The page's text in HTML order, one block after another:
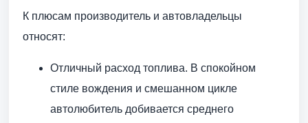
К плюсам производитель и автовладельцы
относят:
Отличный расход топлива. В спокойном
стиле вождения и смешанном цикле
автолюбитель добивается среднего